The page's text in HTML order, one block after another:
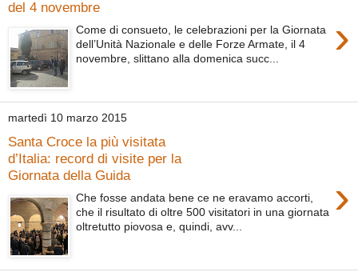
del 4 novembre
›
Come di consueto, le celebrazioni per la Giornata
dell’Unità Nazionale e delle Forze Armate, il 4
novembre, slittano alla domenica succ...
martedì 10 marzo 2015
Santa Croce la più visitata
d’Italia: record di visite per la
Giornata della Guida
›
Che fosse andata bene ce ne eravamo accorti,
che il risultato di oltre 500 visitatori in una giornata
oltretutto piovosa e, quindi, avv...